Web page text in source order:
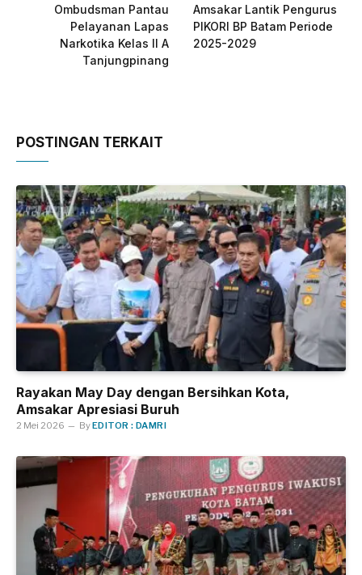
Ombudsman Pantau
Pelayanan Lapas
Narkotika Kelas II A
Tanjungpinang
Amsakar Lantik Pengurus
PIKORI BP Batam Periode
2025-2029
POSTINGAN TERKAIT
Rayakan May Day dengan Bersihkan Kota,
Amsakar Apresiasi Buruh
2 Mei 2026 ByEDITOR : DAMRI